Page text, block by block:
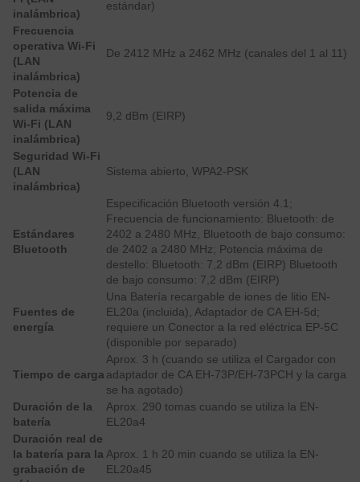
inalámbrica)
estándar)
Frecuencia
operativa Wi-Fi
(LAN
inalámbrica)
De 2412 MHz a 2462 MHz (canales del 1 al 11)
Potencia de
salida máxima
Wi-Fi (LAN
inalámbrica)
9,2 dBm (EIRP)
Seguridad Wi-Fi
(LAN
inalámbrica)
Sistema abierto, WPA2-PSK
Estándares
Bluetooth
Especificación Bluetooth versión 4.1;
Frecuencia de funcionamiento: Bluetooth: de
2402 a 2480 MHz, Bluetooth de bajo consumo:
de 2402 a 2480 MHz; Potencia máxima de
destello: Bluetooth: 7,2 dBm (EIRP) Bluetooth
de bajo consumo: 7,2 dBm (EIRP)
Fuentes de
energía
Una Batería recargable de iones de litio EN-
EL20a (incluida), Adaptador de CA EH-5d;
requiere un Conector a la red eléctrica EP-5C
(disponible por separado)
Tiempo de carga
Aprox. 3 h (cuando se utiliza el Cargador con
adaptador de CA EH-73P/EH-73PCH y la carga
se ha agotado)
Duración de la
batería
Aprox. 290 tomas cuando se utiliza la EN-
EL20a4
Duración real de
la batería para la
grabación de
Aprox. 1 h 20 min cuando se utiliza la EN-
EL20a45